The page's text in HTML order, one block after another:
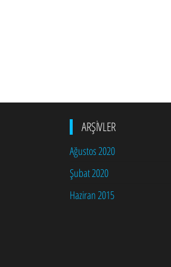
ARŞIVLER
Ağustos 2020
Şubat 2020
Haziran 2015